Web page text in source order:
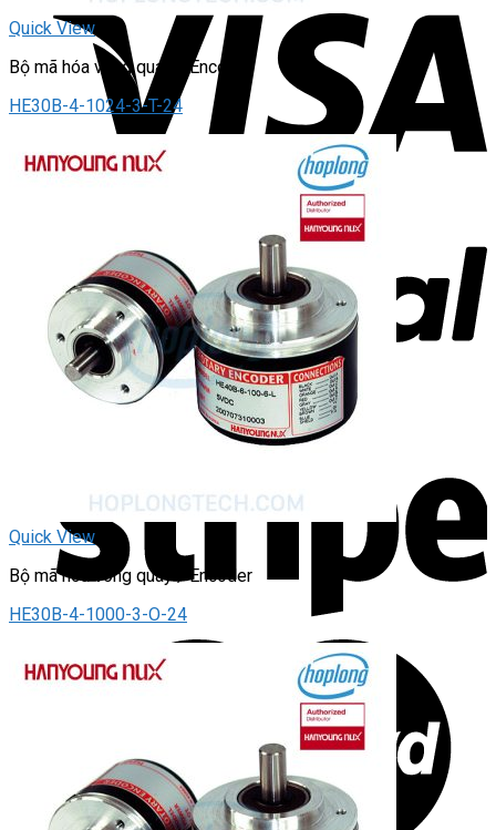
Quick View
Bộ mã hóa vòng quay / Encoder
HE30B-4-1024-3-T-24
Quick View
Bộ mã hóa vòng quay / Encoder
HE30B-4-1000-3-O-24